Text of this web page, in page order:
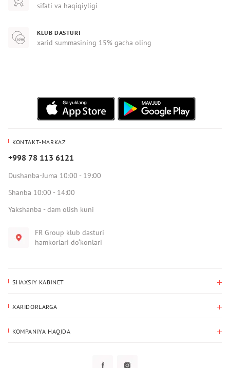
sifati va haqiqiyligi
KLUB DASTURI
xarid summasining 15% gacha oling
KONTAKT-MARKAZ
+998 78 113 6121
Dushanba-Juma 10:00 - 19:00
Shanba 10:00 - 14:00
Yakshanba - dam olish kuni
FR Group klub dasturi
hamkorlari do‘konlari
SHAXSIY KABINET
Yetkazib berish manzili
XARIDORLARGA
KOMPANIYA HAQIDA